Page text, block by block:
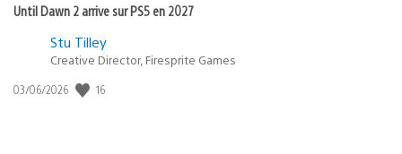
Until Dawn 2 arrive sur PS5 en 2027
Postée
:
Stu Tilley
Creative Director, Firesprite Games
Date
03/06/2026 16